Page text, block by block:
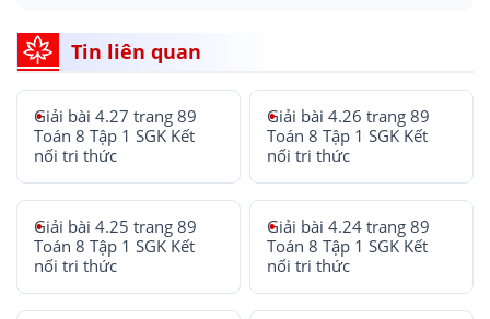
Tin liên quan
Giải bài 4.27 trang 89
Toán 8 Tập 1 SGK Kết
nối tri thức
Giải bài 4.26 trang 89
Toán 8 Tập 1 SGK Kết
nối tri thức
Giải bài 4.25 trang 89
Toán 8 Tập 1 SGK Kết
nối tri thức
Giải bài 4.24 trang 89
Toán 8 Tập 1 SGK Kết
nối tri thức